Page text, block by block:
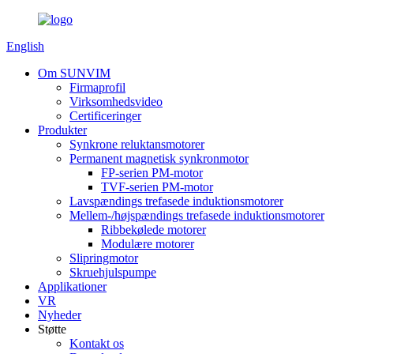
English
Om SUNVIM
Firmaprofil
Virksomhedsvideo
Certificeringer
Produkter
Synkrone reluktansmotorer
Permanent magnetisk synkronmotor
FP-serien PM-motor
TVF-serien PM-motor
Lavspændings trefasede induktionsmotorer
Mellem-/højspændings trefasede induktionsmotorer
Ribbekølede motorer
Modulære motorer
Slipringmotor
Skruehjulspumpe
Applikationer
VR
Nyheder
Støtte
Kontakt os